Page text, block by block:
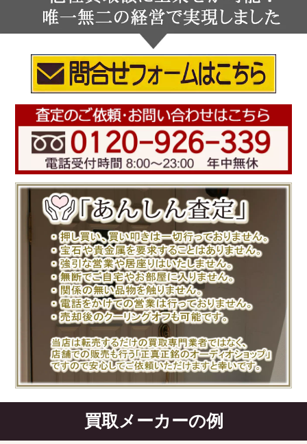
買取メーカーの例